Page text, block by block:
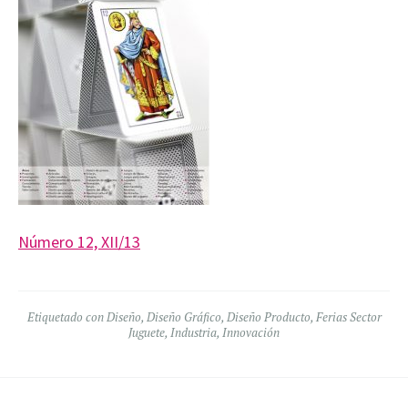
Número 12, XII/13
Etiquetado conDiseño, Diseño Gráfico, Diseño Producto, Ferias Sector
Juguete, Industria, Innovación